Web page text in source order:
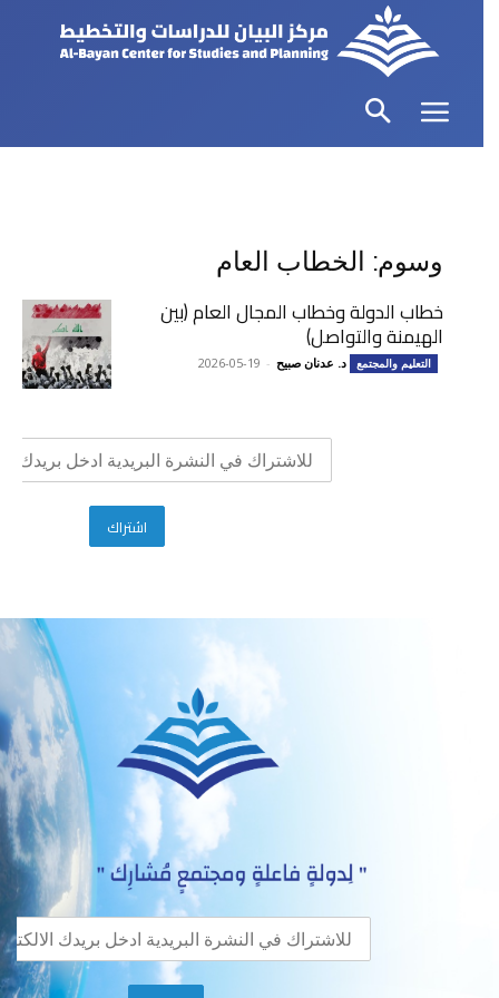
وسوم: الخطاب العام
خطاب الدولة وخطاب المجال العام (بين
الهيمنة والتواصل)
التعليم والمجتمع د. عدنان صبيح -
2026-05-19